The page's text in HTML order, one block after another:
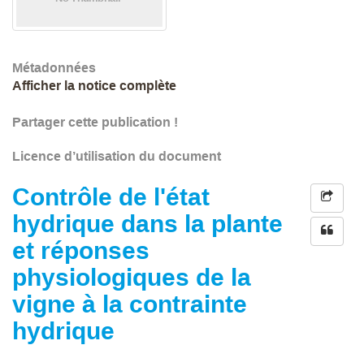
Métadonnées
Afficher la notice complète
Partager cette publication !
Licence d’utilisation du document
Contrôle de l'état
hydrique dans la plante
et réponses
physiologiques de la
vigne à la contrainte
hydrique